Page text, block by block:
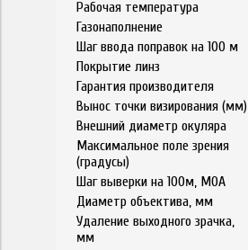
Рабочая температура
Газонаполнение
Шаг ввода поправок на 100 м
Покрытие линз
Гарантия производителя
Вынос точки визирования (мм)
Внешний диаметр окуляра
Максимальное поле зрения
(градусы)
Шаг выверки на 100м, MOA
Диаметр объектива, мм
Удаление выходного зрачка,
мм